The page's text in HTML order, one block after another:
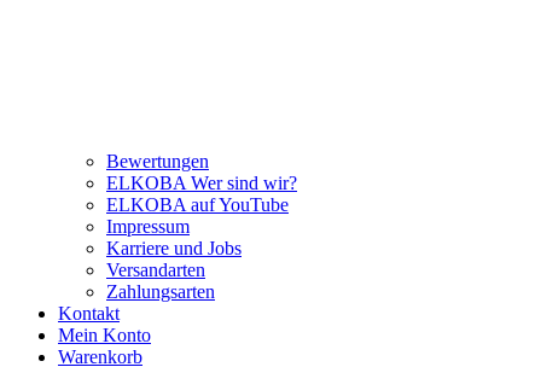
Bewertungen
ELKOBA Wer sind wir?
ELKOBA auf YouTube
Impressum
Karriere und Jobs
Versandarten
Zahlungsarten
Kontakt
Mein Konto
Warenkorb